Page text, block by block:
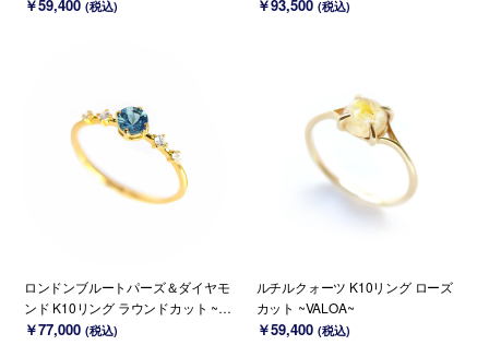
￥59,400 (税込) ￥93,500 (税込)
ロンドンブルートパーズ＆ダイヤモ
ンド K10リング ラウンドカット ~El
lo Lily~11月誕生石(K18/PT変更可
￥77,000 (税込)
ルチルクォーツ K10リング ローズ
カット ~VALOA~
￥59,400 (税込)